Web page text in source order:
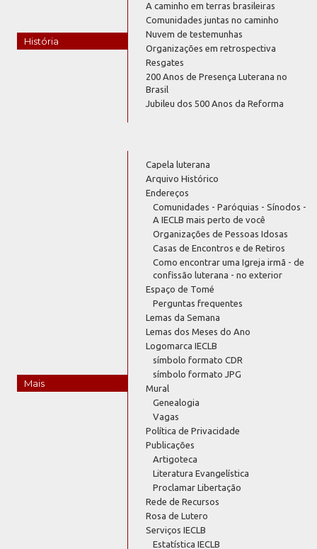
História
A caminho em terras brasileiras
Comunidades juntas no caminho
Nuvem de testemunhas
Organizações em retrospectiva
Resgates
200 Anos de Presença Luterana no
Brasil
Jubileu dos 500 Anos da Reforma
Mais
Capela luterana
Arquivo Histórico
Endereços
Comunidades - Paróquias - Sínodos -
A IECLB mais perto de você
Organizações de Pessoas Idosas
Casas de Encontros e de Retiros
Como encontrar uma Igreja irmã - de
confissão luterana - no exterior
Espaço de Tomé
Perguntas frequentes
Lemas da Semana
Lemas dos Meses do Ano
Logomarca IECLB
símbolo formato CDR
símbolo formato JPG
Mural
Genealogia
Vagas
Política de Privacidade
Publicações
Artigoteca
Literatura Evangelística
Proclamar Libertação
Rede de Recursos
Rosa de Lutero
Serviços IECLB
Estatística IECLB